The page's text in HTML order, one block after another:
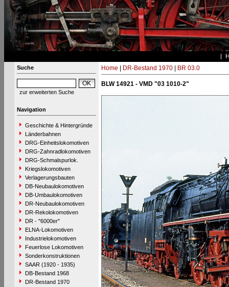
Suche
zur erweiterten Suche
Navigation
Geschichte & Hintergründe
Länderbahnen
DRG-Einheitslokomotiven
DRG-Zahnradlokomotiven
DRG-Schmalspurlok.
Kriegslokomotiven
Verlagerungsbauten
DB-Neubaulokomotiven
DB-Umbaulokomotiven
DR-Neubaulokomotiven
DR-Rekolokomotiven
DR - "6000er"
ELNA-Lokomotiven
Industrielokomotiven
Feuerlose Lokomotiven
Sonderkonstruktionen
SAAR (1920 - 1935)
DB-Bestand 1968
DR-Bestand 1970
Home DR-Bestand 1970| BR 03.0
BLW 14921 - VMD "03 1010-2"